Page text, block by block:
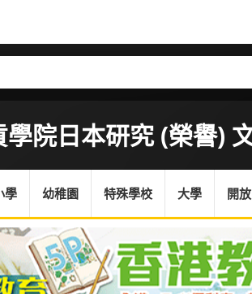
學院日本研究 (榮譽)
學 幼稚園 特殊學校 大學 開